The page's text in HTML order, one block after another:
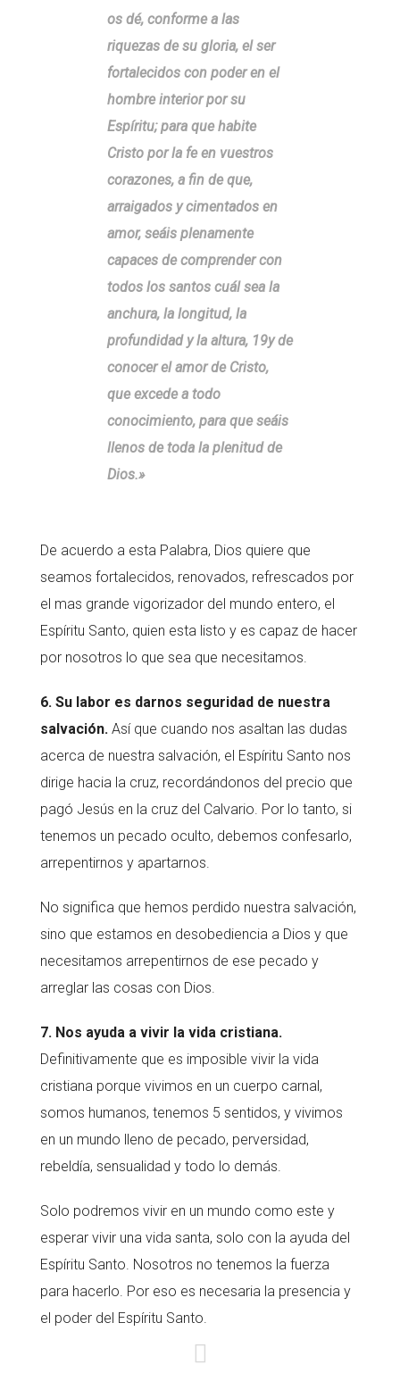
os dé, conforme a las
riquezas de su gloria, el ser
fortalecidos con poder en el
hombre interior por su
Espíritu; para que habite
Cristo por la fe en vuestros
corazones, a fin de que,
arraigados y cimentados en
amor, seáis plenamente
capaces de comprender con
todos los santos cuál sea la
anchura, la longitud, la
profundidad y la altura, 19y de
conocer el amor de Cristo,
que excede a todo
conocimiento, para que seáis
llenos de toda la plenitud de
Dios.»
De acuerdo a esta Palabra, Dios quiere que
seamos fortalecidos, renovados, refrescados por
el mas grande vigorizador del mundo entero, el
Espíritu Santo, quien esta listo y es capaz de hacer
por nosotros lo que sea que necesitamos.
6. Su labor es darnos seguridad de nuestra
salvación. Así que cuando nos asaltan las dudas
acerca de nuestra salvación, el Espíritu Santo nos
dirige hacia la cruz, recordándonos del precio que
pagó Jesús en la cruz del Calvario. Por lo tanto, si
tenemos un pecado oculto, debemos confesarlo,
arrepentirnos y apartarnos.
No significa que hemos perdido nuestra salvación,
sino que estamos en desobediencia a Dios y que
necesitamos arrepentirnos de ese pecado y
arreglar las cosas con Dios.
7. Nos ayuda a vivir la vida cristiana.
Definitivamente que es imposible vivir la vida
cristiana porque vivimos en un cuerpo carnal,
somos humanos, tenemos 5 sentidos, y vivimos
en un mundo lleno de pecado, perversidad,
rebeldía, sensualidad y todo lo demás.
Solo podremos vivir en un mundo como este y
esperar vivir una vida santa, solo con la ayuda del
Espíritu Santo. Nosotros no tenemos la fuerza
para hacerlo. Por eso es necesaria la presencia y
el poder del Espíritu Santo.